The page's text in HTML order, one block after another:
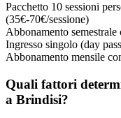
Pacchetto 10 sessioni
(35€-70€/sessione)
Abbonamento semestrale
Ingresso singolo (day
Abbonamento mensile
Quali fattori
a Brindisi?